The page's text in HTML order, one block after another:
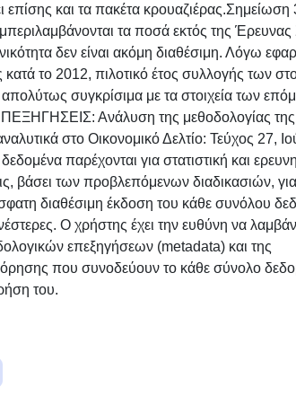
επίσης και τα πακέτα κρουαζιέρας.Σημείωση
τα ποσά εκτός της
δεν είναι ακόμη διαθέσιμη. Λόγω
κατά το 2012, πιλοτικό έτος συλλογής των
απολύτως συγκρίσιμα με τα στοιχεία των
Ανάλυση της μεθοδολογίας
στο Οικονομικό Δελτίο: Τεύχος 27,
παρέχονται για στατιστική και
βάσει των προβλεπόμενων διαδικασιών,
διαθέσιμη έκδοση του κάθε συνόλου
Ο χρήστης έχει την ευθύνη να
επεξηγήσεων (metadata) και της
που συνοδεύουν το κάθε σύνολο
του.​​​